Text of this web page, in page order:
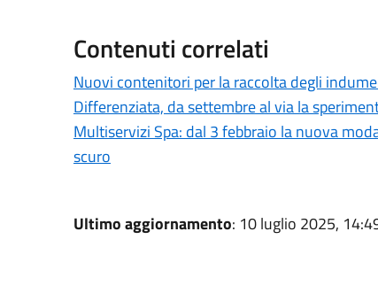
Contenuti correlati
Nuovi contenitori per la raccolta degli
Differenziata, da settembre al via la
Multiservizi Spa: dal 3 febbraio la nuova
scuro
Ultimo aggiornamento: 10 luglio 2025,